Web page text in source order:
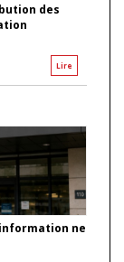
des
Lire
ne